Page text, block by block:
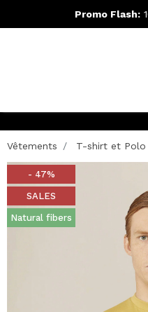
Promo Flash:
Vêtements T-shirt et Polo
- 47%
SALES
Natural fibers